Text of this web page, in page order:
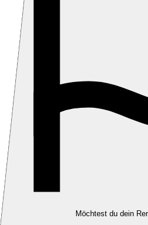
Möchtest du dein